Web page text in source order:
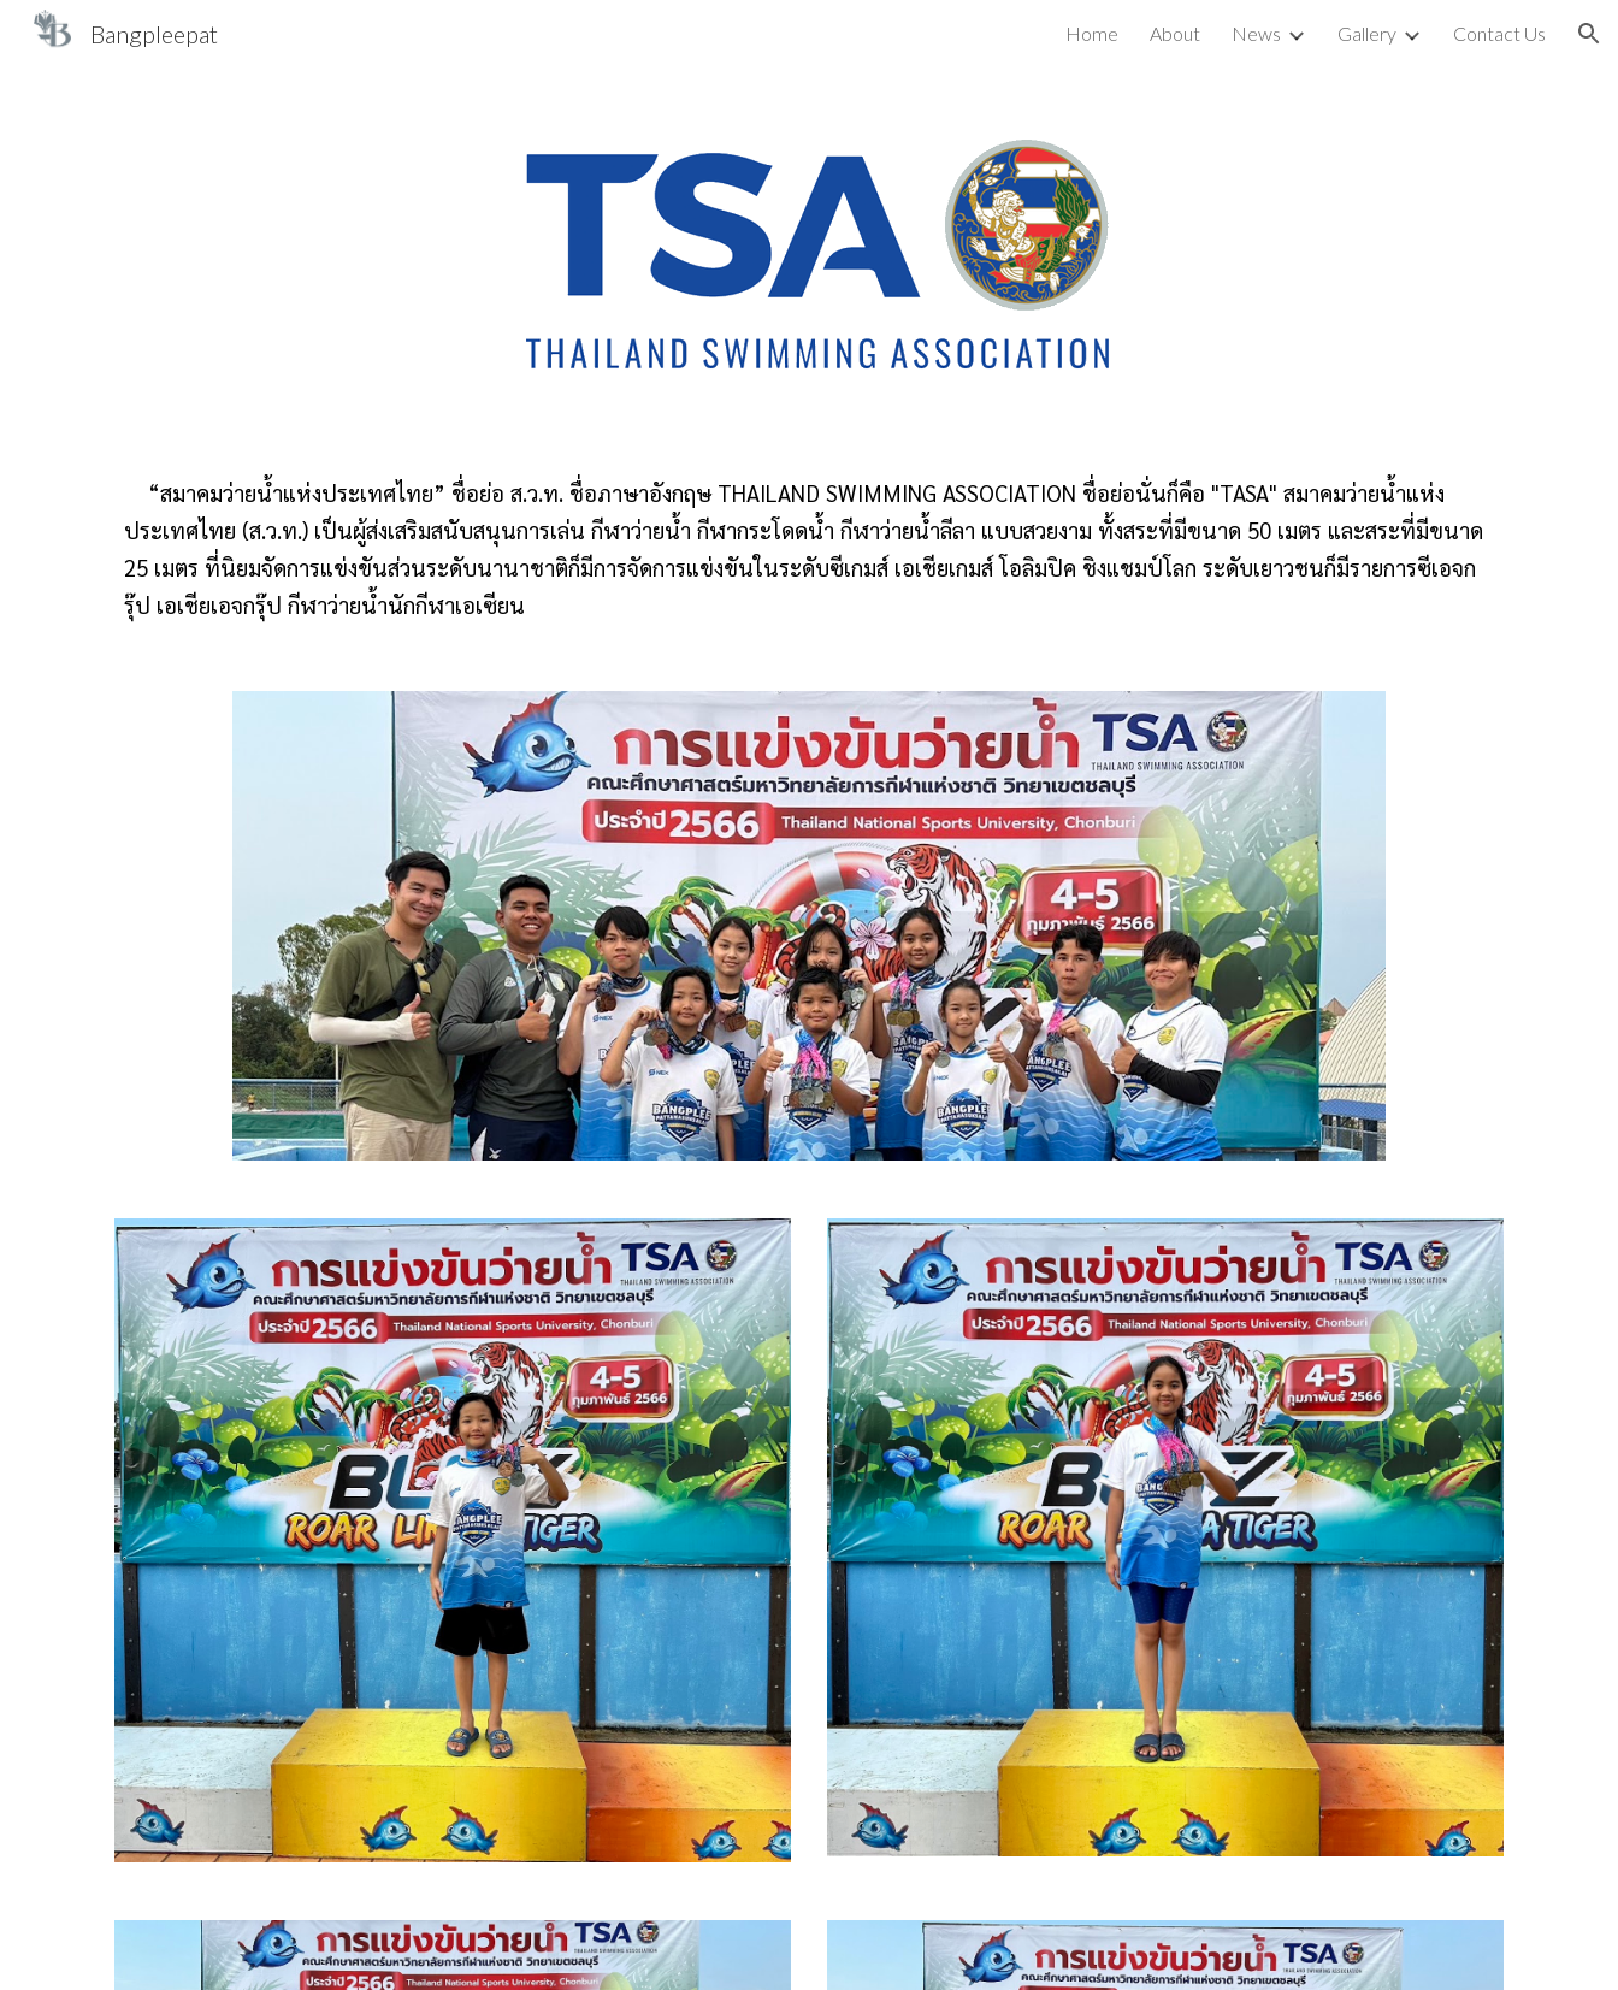
Skip to navigation
Bangpleepat Home About News Gallery Contact Us
“สมาคมว่ายน้ำแห่งประเทศไทย” ชื่อย่อ ส.ว.ท. ชื่อภาษาอังกฤษ THAILAND SWIMMING ASSOCIATION ชื่อย่อนั่นก็คือ "TASA" สมาคมว่ายน้ำแห่ง
ประเทศไทย (ส.ว.ท.) เป็นผู้ส่งเสริมสนับสนุนการเล่น กีฬาว่ายน้ำ กีฬากระโดดน้ำ กีฬาว่ายน้ำลีลา แบบสวยงาม ทั้งสระที่มีขนาด 50 เมตร และสระที่มีขนาด
25 เมตร ที่นิยมจัดการแข่งขันส่วนระดับนานาชาติก็มีการจัดการแข่งขันในระดับซีเกมส์ เอเชียเกมส์ โอลิมปิค ชิงแชมป์โลก ระดับเยาวชนก็มีรายการซีเอจก
รุ๊ป เอเชียเอจกรุ๊ป กีฬาว่ายน้ำนักกีฬาเอเซียน